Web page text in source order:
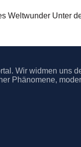
Weltwunder Unter
Wir widmen uns
Phänomene,